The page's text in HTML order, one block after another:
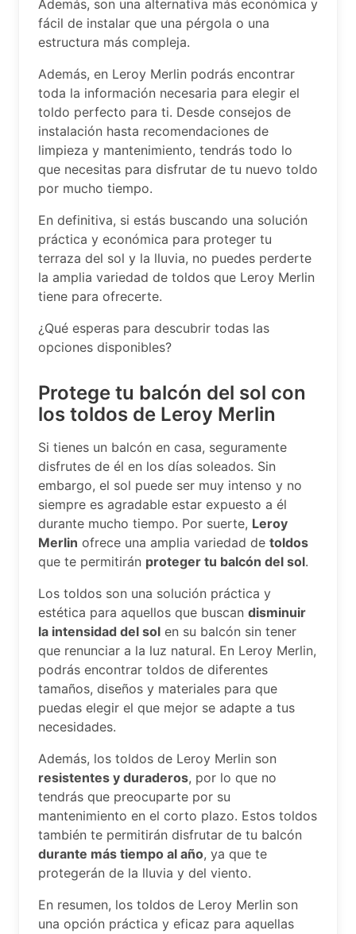
Además, son una alternativa más económica y
fácil de instalar que una pérgola o una
estructura más compleja.
Además, en Leroy Merlin podrás encontrar
toda la información necesaria para elegir el
toldo perfecto para ti. Desde consejos de
instalación hasta recomendaciones de
limpieza y mantenimiento, tendrás todo lo
que necesitas para disfrutar de tu nuevo toldo
por mucho tiempo.
En definitiva, si estás buscando una solución
práctica y económica para proteger tu
terraza del sol y la lluvia, no puedes perderte
la amplia variedad de toldos que Leroy Merlin
tiene para ofrecerte.
¿Qué esperas para descubrir todas las
opciones disponibles?
Protege tu balcón del sol con
los toldos de Leroy Merlin
Si tienes un balcón en casa, seguramente
disfrutes de él en los días soleados. Sin
embargo, el sol puede ser muy intenso y no
siempre es agradable estar expuesto a él
durante mucho tiempo. Por suerte, Leroy
Merlin ofrece una amplia variedad de toldos
que te permitirán proteger tu balcón del sol.
Los toldos son una solución práctica y
estética para aquellos que buscan disminuir
la intensidad del sol en su balcón sin tener
que renunciar a la luz natural. En Leroy Merlin,
podrás encontrar toldos de diferentes
tamaños, diseños y materiales para que
puedas elegir el que mejor se adapte a tus
necesidades.
Además, los toldos de Leroy Merlin son
resistentes y duraderos, por lo que no
tendrás que preocuparte por su
mantenimiento en el corto plazo. Estos toldos
también te permitirán disfrutar de tu balcón
durante más tiempo al año, ya que te
protegerán de la lluvia y del viento.
En resumen, los toldos de Leroy Merlin son
una opción práctica y eficaz para aquellas